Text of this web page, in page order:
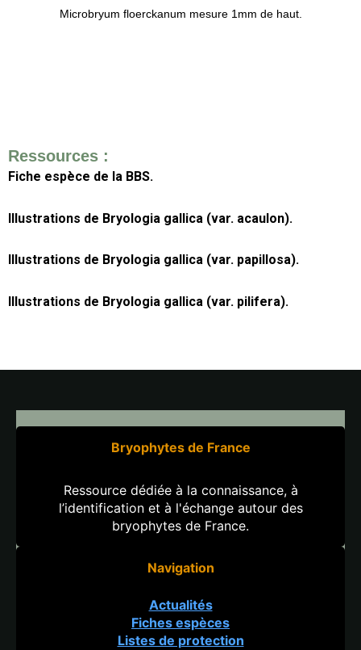
Microbryum floerckanum mesure 1mm de haut.
Ressources :
Fiche espèce de la BBS.
Illustrations de Bryologia gallica (var. acaulon).
Illustrations de Bryologia gallica (var. papillosa).
Illustrations de Bryologia gallica (var. pilifera).
Bryophytes de France
Ressource dédiée à la connaissance, à
l’identification et à l'échange autour des
bryophytes de France.
Navigation
Actualités
Fiches espèces
Listes de protection